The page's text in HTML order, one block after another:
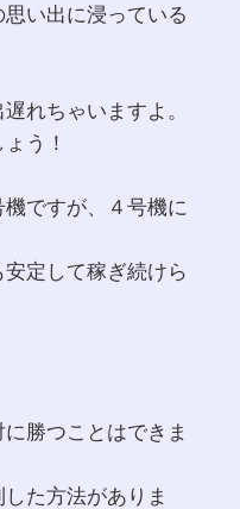
い出に浸っている
れちゃいますよ。
う！
ですが、４号機に
定して稼ぎ続けら
勝つことはできま
た方法がありま